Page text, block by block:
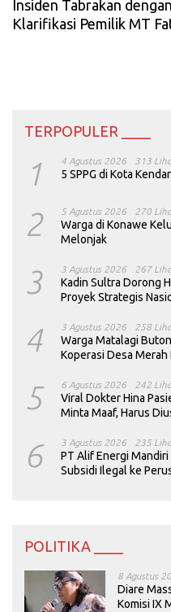
Insiden Tabrakan
Klarifikasi Pemilik MT
TERPOPULER ____
1 4 Agustus 2026 313
5 SPPG di Kota
2 5 Agustus 2026 270
Warga di Konawe
Melonjak
3 3 Agustus 2026 267
Kadin Sultra Dorong
Proyek Strategis
4 3 Agustus 2026 258
Warga Matalagi
Koperasi Desa Merah
5 6 Agustus 2026 242
Viral Dokter Hina
Minta Maaf, Harus
6 3 Agustus 2026 235
PT Alif Energi
Subsidi Ilegal ke
POLITIKA ____
8 Agustus
Diare
Komisi IX